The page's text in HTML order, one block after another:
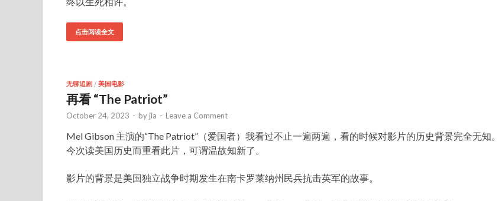
点击阅读全文
无聊追剧 / 美国电影
再看 “The Patriot”
October 24, 2023 - by jia - Leave a Comment
Mel Gibson 主演的“The Patriot”（爱国者）我看过不止一遍两遍，看的时候对影片的历史背景完全无知。
今次读美国历史而重看此片，可谓温故知新了。
影片的背景是美国独立战争时期发生在南卡罗莱纳州民兵抗击英军的故事。